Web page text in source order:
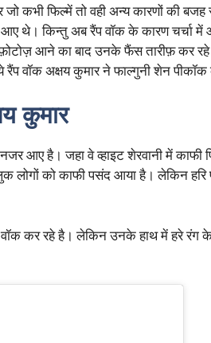
कभी फिल्में तो वही अन्य कारणों की बजह
आए थे। किन्तु अब रैंप वॉक के कारण चर्चा
आने का बाद उनके फैंस तारीफ़ कर
वॉक अक्षय कुमार ने फाल्गुनी शेन
कुमार
आए है। जहा वे व्हाइट शेरवानी में
लोगों को काफी पसंद आया है। लेकिन हरि
कर रहे है। लेकिन उनके हाथ में हरे रंग